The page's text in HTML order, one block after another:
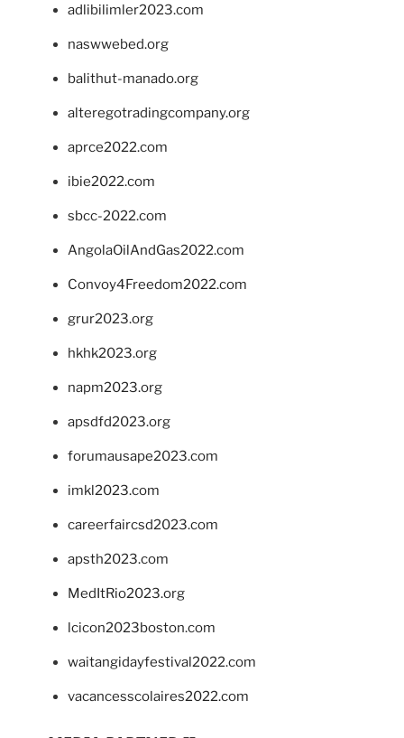
adlibilimler2023.com
naswwebed.org
balithut-manado.org
alteregotradingcompany.org
aprce2022.com
ibie2022.com
sbcc-2022.com
AngolaOilAndGas2022.com
Convoy4Freedom2022.com
grur2023.org
hkhk2023.org
napm2023.org
apsdfd2023.org
forumausape2023.com
imkl2023.com
careerfaircsd2023.com
apsth2023.com
MedItRio2023.org
lcicon2023boston.com
waitangidayfestival2022.com
vacancesscolaires2022.com